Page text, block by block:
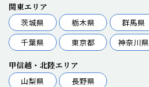
関東エリア
茨城県
栃木県 群馬県
千葉県
東京都 神奈川県
甲信越・北陸エリア
山梨県
長野県